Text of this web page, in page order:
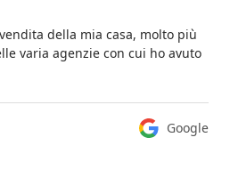
della mia casa, molto più
varia agenzie con cui ho avuto
Google